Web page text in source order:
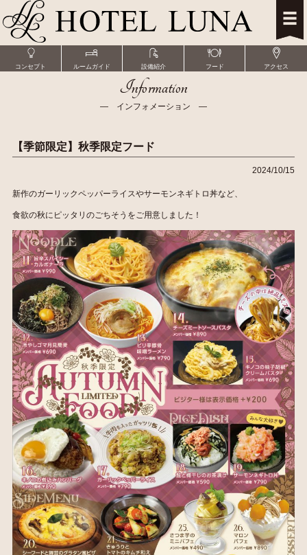
コンセプト ルームガイド 設備紹介 フード アクセス
Information
― インフォメーション ―
【季節限定】秋季限定フード
2024/10/15
新作のガーリックペッパーライスやサーモンネギトロ丼など、
食欲の秋にピッタリのごちそうをご用意しました！